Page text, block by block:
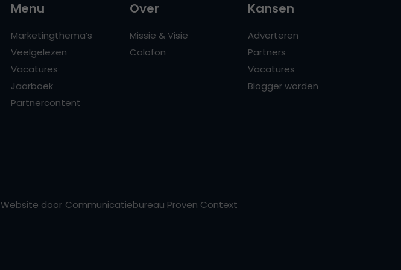
Menu
Marketingthema’s
Veelgelezen
Vacatures
Jaarboek
Partnercontent
Over
Missie & Visie
Colofon
Kansen
Adverteren
Partners
Vacatures
Blogger worden
Website door Communicatiebureau Proven Context